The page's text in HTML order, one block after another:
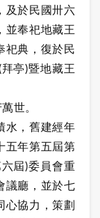
及於民國卅六
並奉祀地藏王
祀典，復於民
亭)暨地藏王
世。
水，舊建經年
五年第五屆第
屆)委員會重
議廳，並於七
心協力，策劃